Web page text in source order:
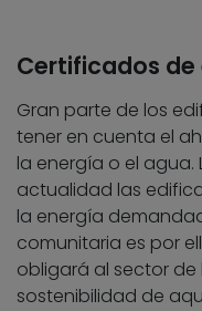
Certificados
Gran parte de los
tener en cuenta el
la energía o el agua.
actualidad las
la energía
comunitaria es por
obligará al sector
sostenibilidad de